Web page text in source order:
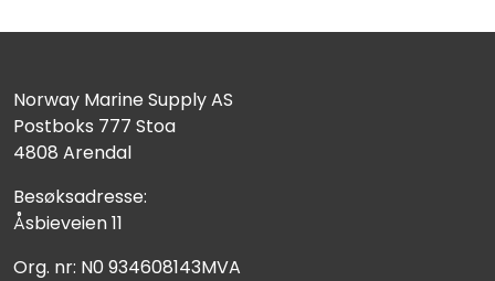
Norway Marine Supply AS
Postboks 777 Stoa
4808 Arendal
Besøksadresse:
Åsbieveien 11
Org. nr: N0 934608143MVA